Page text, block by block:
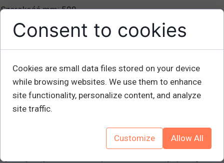
Szerokość mm: 500
Głębokość mm: 500
Wysokość z tyłu mm: 1270
Wysokość z przodu mm: 1100
Waga kg: 29
Średnica koła x szerokość mm: 100x30
Szafka wyposażona w jedną stałą półkę, biurko pokryte
gumowymi kołami z hamulcami. Zarówno drzwi, jak i
biurko można bezpiecznie zamknąć zamkami
cylindrycznymi. Malowana proszkowo dla najlepszego
Consent to cookies
Cookies are small data files stored on your device
while browsing websites. We use them to enhance
site functionality, personalize content, and analyze
site traffic.
Customize Allow All